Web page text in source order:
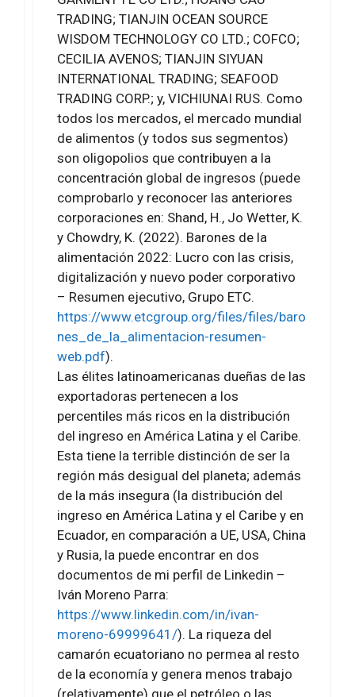
TRADING; TIANJIN OCEAN SOURCE
WISDOM TECHNOLOGY CO LTD.; COFCO;
CECILIA AVENOS; TIANJIN SIYUAN
INTERNATIONAL TRADING; SEAFOOD
TRADING CORP.; y, VICHIUNAI RUS. Como
todos los mercados, el mercado mundial
de alimentos (y todos sus segmentos)
son oligopolios que contribuyen a la
concentración global de ingresos (puede
comprobarlo y reconocer las anteriores
corporaciones en: Shand, H., Jo Wetter, K.
y Chowdry, K. (2022). Barones de la
alimentación 2022: Lucro con las crisis,
digitalización y nuevo poder corporativo
– Resumen ejecutivo, Grupo ETC.
https://www.etcgroup.org/files/files/baro
nes_de_la_alimentacion-resumen-
web.pdf).
Las élites latinoamericanas dueñas de las
exportadoras pertenecen a los
percentiles más ricos en la distribución
del ingreso en América Latina y el Caribe.
Esta tiene la terrible distinción de ser la
región más desigual del planeta; además
de la más insegura (la distribución del
ingreso en América Latina y el Caribe y en
Ecuador, en comparación a UE, USA, China
y Rusia, la puede encontrar en dos
documentos de mi perfil de Linkedin –
Iván Moreno Parra:
https://www.linkedin.com/in/ivan-
moreno-69999641/). La riqueza del
camarón ecuatoriano no permea al resto
de la economía y genera menos trabajo
(relativamente) que el petróleo o las